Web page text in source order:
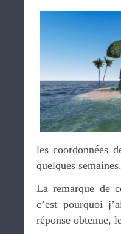
les coordonnées
quelques semaines.
La remarque de
c’est pourquoi
réponse obtenue,